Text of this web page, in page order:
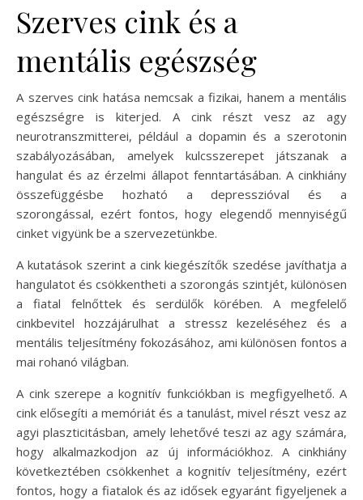
Szerves cink és a
mentális egészség
A szerves cink hatása nemcsak a fizikai, hanem a mentális
egészségre is kiterjed. A cink részt vesz az agy
neurotranszmitterei, például a dopamin és a szerotonin
szabályozásában, amelyek kulcsszerepet játszanak a
hangulat és az érzelmi állapot fenntartásában. A cinkhiány
összefüggésbe hozható a depresszióval és a
szorongással, ezért fontos, hogy elegendő mennyiségű
cinket vigyünk be a szervezetünkbe.
A kutatások szerint a cink kiegészítők szedése javíthatja a
hangulatot és csökkentheti a szorongás szintjét, különösen
a fiatal felnőttek és serdülők körében. A megfelelő
cinkbevitel hozzájárulhat a stressz kezeléséhez és a
mentális teljesítmény fokozásához, ami különösen fontos a
mai rohanó világban.
A cink szerepe a kognitív funkciókban is megfigyelhető. A
cink elősegíti a memóriát és a tanulást, mivel részt vesz az
agyi plaszticitásban, amely lehetővé teszi az agy számára,
hogy alkalmazkodjon az új információkhoz. A cinkhiány
következtében csökkenhet a kognitív teljesítmény, ezért
fontos, hogy a fiatalok és az idősek egyaránt figyeljenek a